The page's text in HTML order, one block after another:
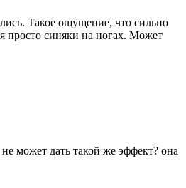
Такое ощущение, что сильно
просто синяки на ногах. Может
может дать такой же эффект? она